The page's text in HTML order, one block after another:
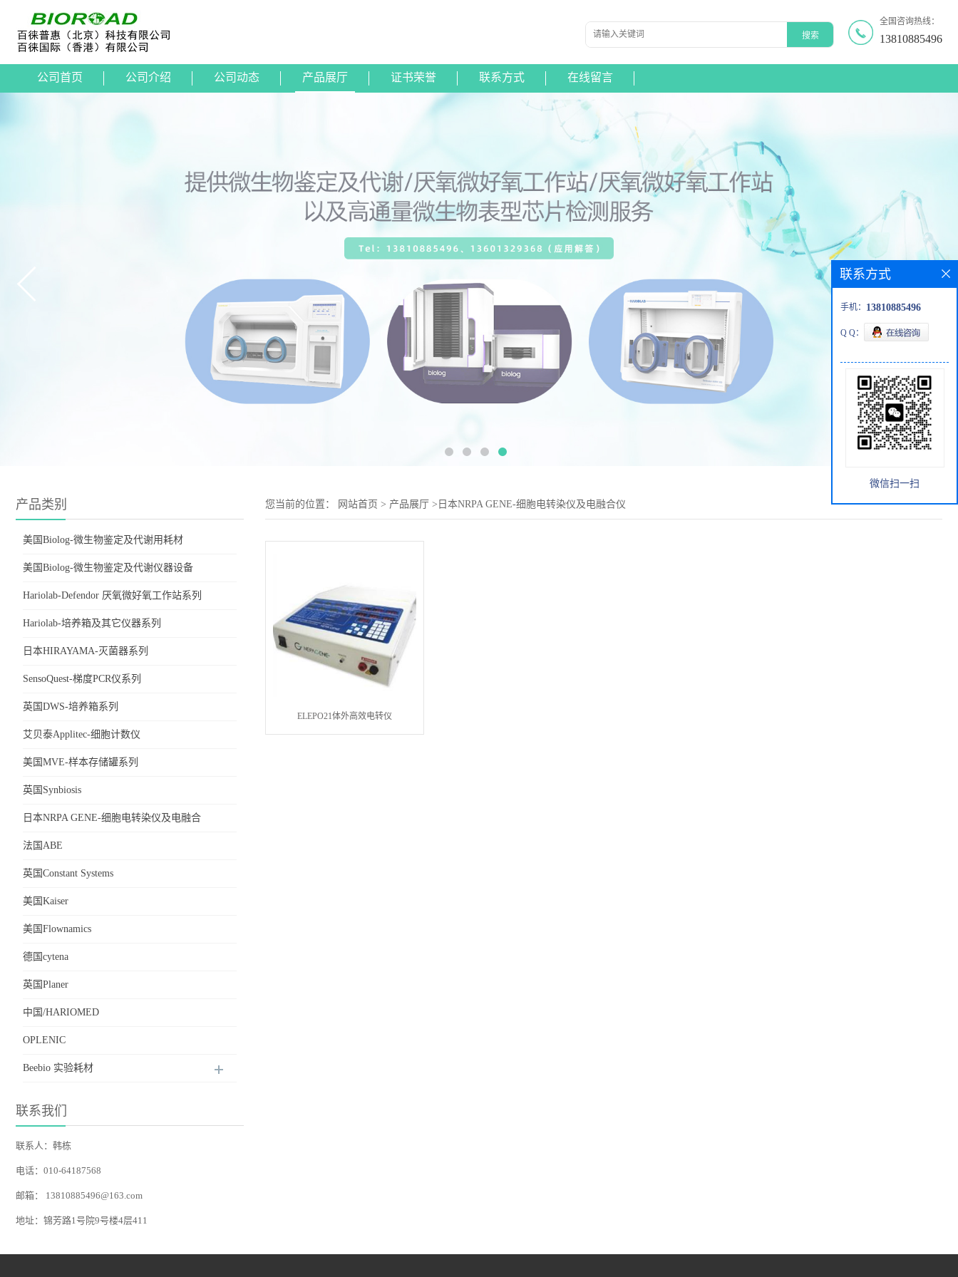
全国咨询热线：
13810885496
公司首页 公司介绍 公司动态 产品展厅 证书荣誉 联系方式 在线留言
产品类别
美国Biolog-微生物鉴定及代谢用耗材
美国Biolog-微生物鉴定及代谢仪器设备
Hariolab-Defendor 厌氧微好氧工作站系列
Hariolab-培养箱及其它仪器系列
日本HIRAYAMA-灭菌器系列
SensoQuest-梯度PCR仪系列
英国DWS-培养箱系列
艾贝泰Applitec-细胞计数仪
美国MVE-样本存储罐系列
英国Synbiosis
日本NRPA GENE-细胞电转染仪及电融合
仪
法国ABE
英国Constant Systems
美国Kaiser
美国Flownamics
德国cytena
英国Planer
中国/HARIOMED
OPLENIC
Beebio 实验耗材
联系我们
联系人：韩栋
电话：010-64187568
邮箱： 13810885496@163.com
地址：锦芳路1号院9号楼4层411
您当前的位置： 网站首页 > 产品展厅 > 日本NRPA GENE-细胞电转染仪及电融合仪
ELEPO21体外高效电转仪
联系方式
手机： 13810885496
Q Q：
微信扫一扫